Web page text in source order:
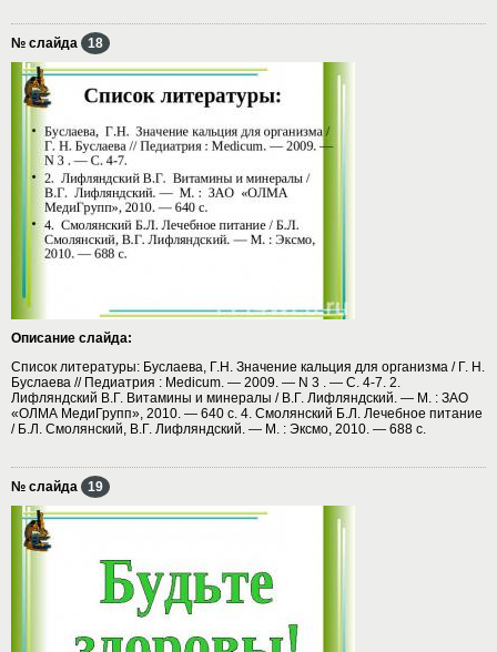
№ слайда 18
Описание слайда:
Список литературы: Буслаева, Г.Н. Значение кальция для организма / Г. Н.
Буслаева // Педиатрия : Medicum. — 2009. — N 3 . — С. 4-7. 2.
Лифляндский В.Г. Витамины и минералы / В.Г. Лифляндский. — М. : ЗАО
«ОЛМА МедиГрупп», 2010. — 640 с. 4. Смолянский Б.Л. Лечебное питание
/ Б.Л. Смолянский, В.Г. Лифляндский. — М. : Эксмо, 2010. — 688 с.
№ слайда 19